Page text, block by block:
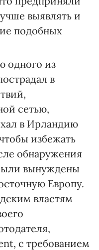
выявлять и
подобных
одного из
в
сетью,
в Ирландию
избежать
обнаружения
вынуждены
Европу.
властям
с требованием